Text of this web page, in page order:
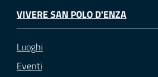
VIVERE SAN POLO D'ENZA
Luoghi
Eventi